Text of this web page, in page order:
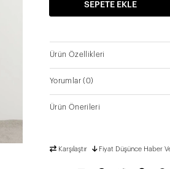
SEPETE EKLE
Ürün Özellikleri
Yorumlar(0)
Ürün Önerileri
Karşılaştır Fiyat Düşünce Haber